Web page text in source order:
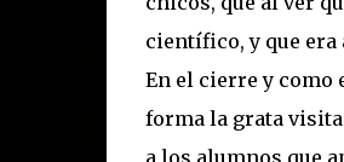
científico, y que era
En el cierre y como
forma la grata
a los alumnos que